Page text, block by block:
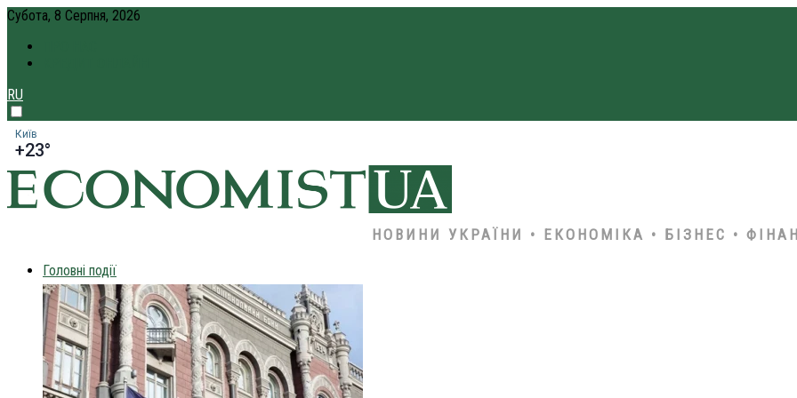
Субота, 8 Серпня, 2026
RU
Київ
+23°
НОВИНИ УКРАЇНИ • ЕКОНОМІКА • БІЗНЕС •
Головні події